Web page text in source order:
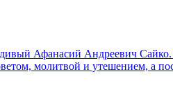
Афанасий Андреевич Сайко.
молитвой и утешением, а